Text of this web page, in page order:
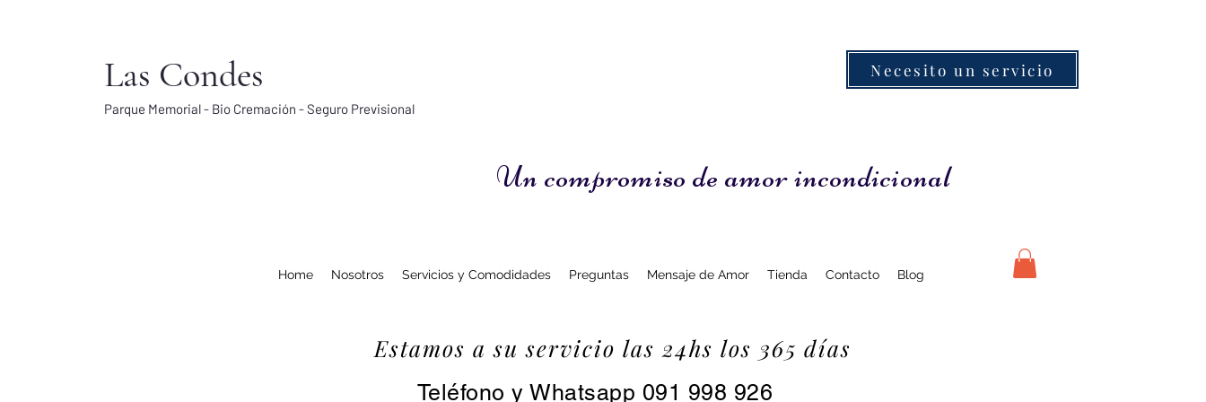
Las Condes
Parque Memorial - Bio Cremación - Seguro Previsional
Necesito un servicio
Un compromiso de amor incondicional
Home Nosotros Servicios y Comodidades Preguntas Mensaje de Amor Tienda Contacto Blog
Estamos a su servicio las 24hs los 365 días
Teléfono y Whatsapp 091 998 926